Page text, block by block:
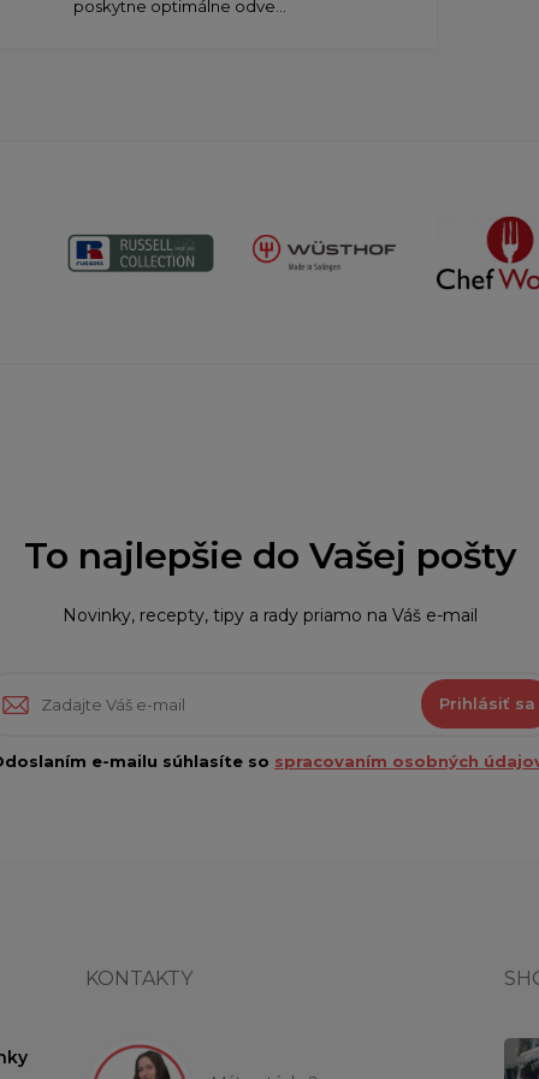
poskytne optimálne odve...
To najlepšie do Vašej pošty
Novinky, recepty, tipy a rady priamo na Váš e-mail
Prihlásiť sa
e-mailu súhlasíte so spracovaním osobných
KONTAKTY